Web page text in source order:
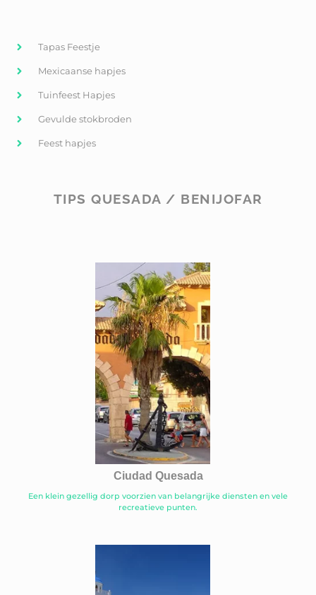
Tapas Feestje
Mexicaanse hapjes
Tuinfeest Hapjes
Gevulde stokbroden
Feest hapjes
TIPS QUESADA / BENIJOFAR
Ciudad Quesada
Een klein gezellig dorp voorzien van belangrijke diensten en vele
recreatieve punten.